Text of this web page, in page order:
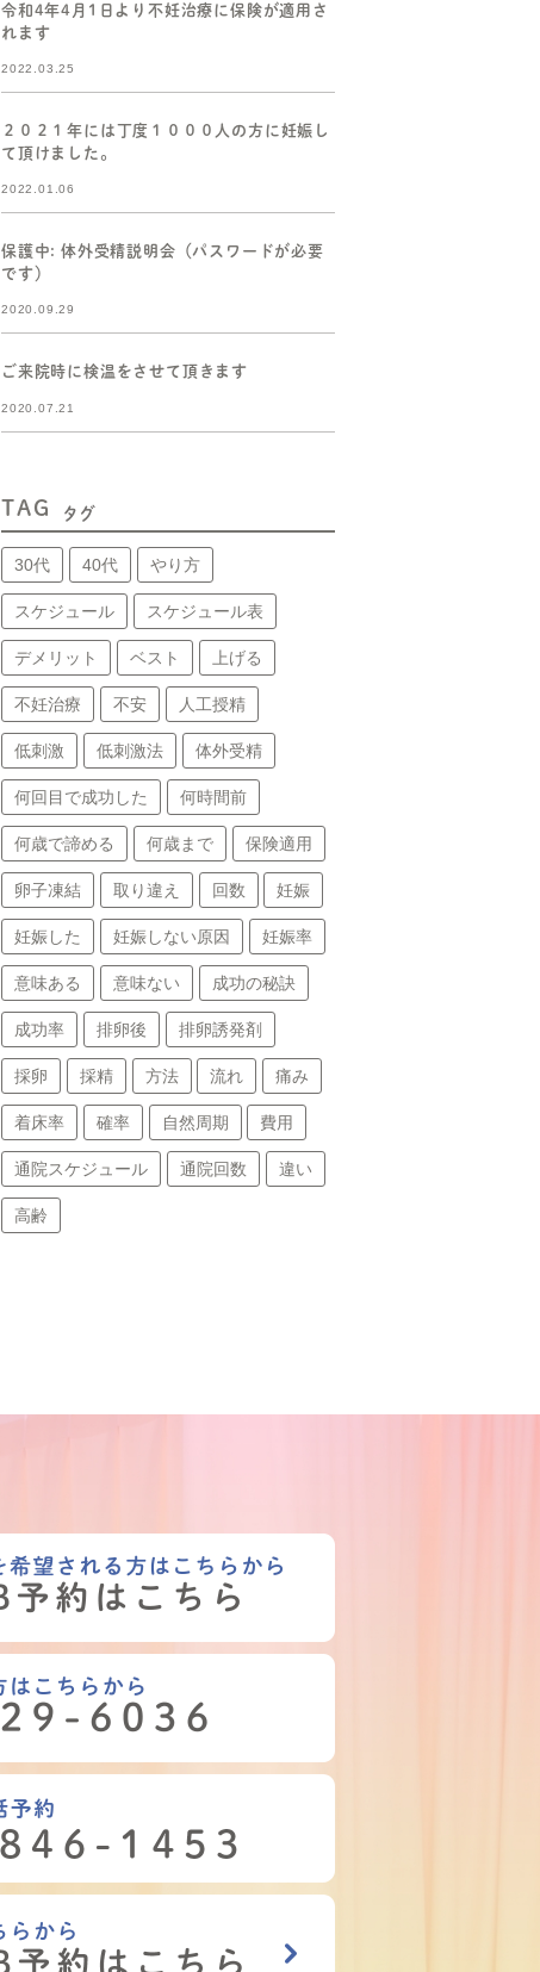
令和4年4月1日より不妊治療に保険が適用さ
れます
2022.03.25
２０２１年には丁度１０００人の方に妊娠し
て頂けました。
2022.01.06
保護中: 体外受精説明会（パスワードが必要
です）
2020.09.29
ご来院時に検温をさせて頂きます
2020.07.21
TAG タグ
30代 40代 やり方
スケジュール スケジュール表
デメリット ベスト 上げる
不妊治療 不安 人工授精
低刺激 低刺激法 体外受精
何回目で成功した 何時間前
何歳で諦める 何歳まで 保険適用
卵子凍結 取り違え 回数 妊娠
妊娠した 妊娠しない原因 妊娠率
意味ある 意味ない 成功の秘訣
成功率 排卵後 排卵誘発剤
採卵 採精 方法 流れ 痛み
着床率 確率 自然周期 費用
通院スケジュール 通院回数 違い
高齢